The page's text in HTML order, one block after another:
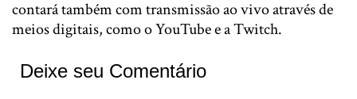
contará também com transmissão ao vivo através de
meios digitais, como o YouTube e a Twitch.
Deixe seu Comentário